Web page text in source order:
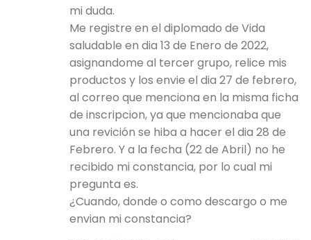
mi duda.
Me registre en el diplomado de Vida
saludable en dia 13 de Enero de 2022,
asignandome al tercer grupo, relice mis
productos y los envie el dia 27 de febrero,
al correo que menciona en la misma ficha
de inscripcion, ya que mencionaba que
una revición se hiba a hacer el dia 28 de
Febrero. Y a la fecha (22 de Abril) no he
recibido mi constancia, por lo cual mi
pregunta es.
¿Cuando, donde o como descargo o me
envian mi constancia?